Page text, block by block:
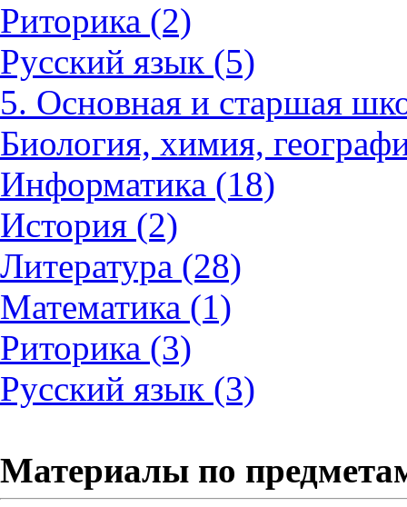
Риторика (2)
Русский язык (5)
5. Основная и старшая
Биология, химия,
Информатика (18)
История (2)
Литература (28)
Математика (1)
Риторика (3)
Русский язык (3)
Материалы по